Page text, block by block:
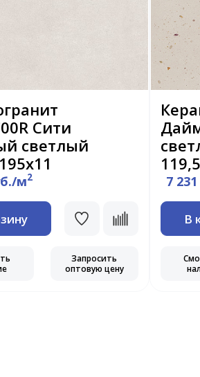
Сити
светлый
м2
Запросить
оптовую цену
7
В